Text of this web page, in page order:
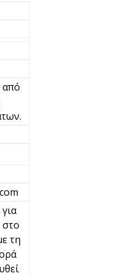
από
τη